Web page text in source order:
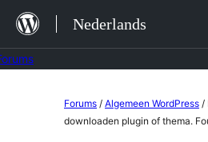
naar
de
Nederlands
Forums / Algemeen WordPress /
downloaden plugin of thema.